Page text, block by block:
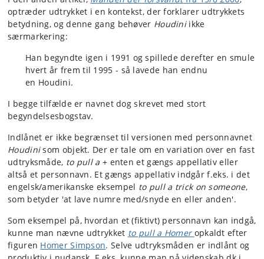
optræder udtrykket i en kontekst, der forklarer udtrykkets
betydning, og denne gang behøver Houdiniikke
særmarkering:
Han begyndte igen i 1991 og spillede derefter en smule
hvert år frem til 1995 - så lavede han endnu
en Houdini.
I begge tilfælde er navnet dog skrevet med stort
begyndelsesbogstav.
Indlånet er ikke begrænset til versionen med personnavnet
Houdinisom objekt. Der er tale om en variation over en fast
udtryksmåde, to pull a + enten et gængs appellativ eller
altså et personnavn. Et gængs appellativ indgår f.eks. i det
engelsk/amerikanske eksempel to pull a trick on someone,
som betyder 'at lave numre med/snyde en eller anden'.
Som eksempel på, hvordan et (fiktivt) personnavn kan indgå,
kunne man nævne udtrykket to pull a Homer opkaldt efter
figuren Homer Simpson. Selve udtryksmåden er indlånt og